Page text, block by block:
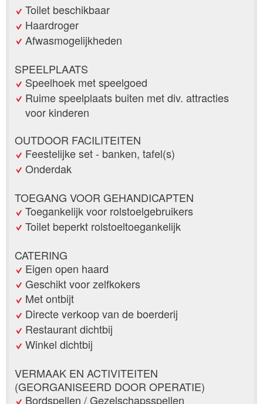
Toilet beschikbaar
Haardroger
Afwasmogelijkheden
SPEELPLAATS
Speelhoek met speelgoed
Ruime speelplaats buiten met div. attracties
voor kinderen
OUTDOOR FACILITEITEN
Feestelijke set - banken, tafel(s)
Onderdak
TOEGANG VOOR GEHANDICAPTEN
Toegankelijk voor rolstoelgebruikers
Toilet beperkt rolstoeltoegankelijk
CATERING
Eigen open haard
Geschikt voor zelfkokers
Met ontbijt
Directe verkoop van de boerderij
Restaurant dichtbij
Winkel dichtbij
VERMAAK EN ACTIVITEITEN
(GEORGANISEERD DOOR OPERATIE)
Bordspellen / Gezelschapsspellen